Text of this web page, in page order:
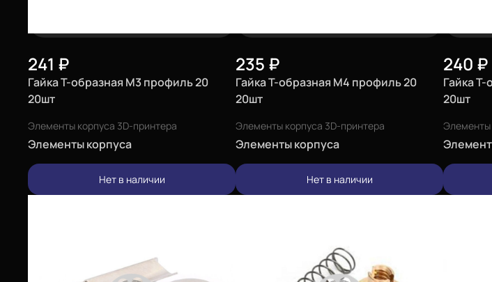
241 ₽
Гайка Т-образная М3 профиль 20
20шт
Элементы корпуса 3D-принтера
Элементы корпуса
Нет в наличии
235 ₽
Гайка Т-образная М4 профиль 20
20шт
Элементы корпуса 3D-принтера
Элементы корпуса
Нет в наличии
240 ₽
Гайка
20шт
Элементы